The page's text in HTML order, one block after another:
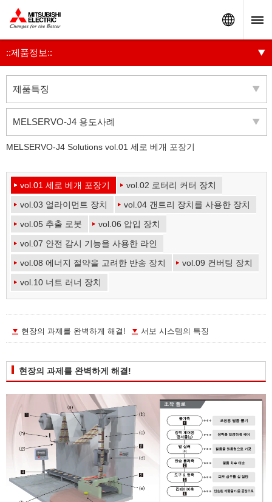
::제품정보::
제품특징
MELSERVO-J4 용도사례
MELSERVO-J4 Solutions vol.01 세로 베개 포장기
vol.01 세로 베개 포장기
vol.02 로터리 커터 장치
vol.03 얼라이먼트 장치
vol.04 갠트리 장치를 사용한 장치
vol.05 추출 로봇
vol.06 압입 장치
vol.07 안전 감시 기능을 사용한 라인
vol.08 에너지 절약을 고려한 반송 장치
vol.09 컨버팅 장치
vol.10 너트 러너 장치
현장의 과제를 완벽하게 해결! 서보 시스템의 특징
현장의 과제를 완벽하게 해결!